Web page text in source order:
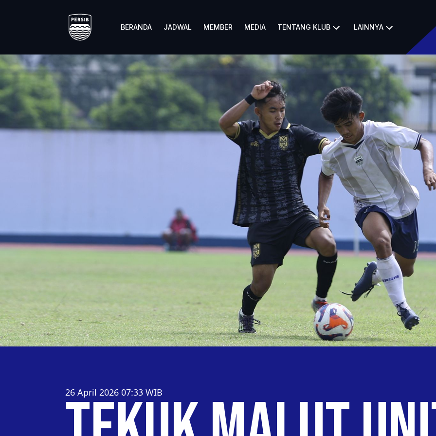
BERANDA JADWAL MEMBER MEDIA TENTANG KLUB LAINNYA
26 April 2026 07:33 WIB